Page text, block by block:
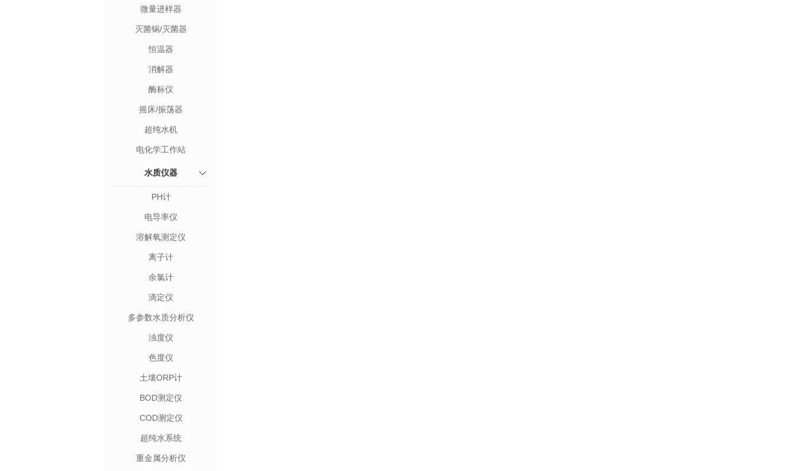
微量进样器
灭菌锅/灭菌器
恒温器
消解器
酶标仪
摇床/振荡器
超纯水机
电化学工作站
水质仪器
PH计
电导率仪
溶解氧测定仪
离子计
余氯计
滴定仪
多参数水质分析仪
浊度仪
色度仪
土壤ORP计
BOD测定仪
COD测定仪
超纯水系统
重金属分析仪